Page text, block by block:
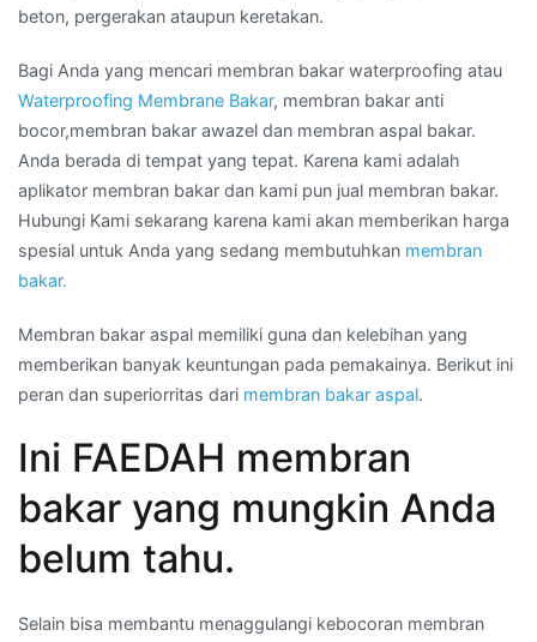
beton, pergerakan ataupun keretakan.
Bagi Anda yang mencari membran bakar waterproofing atau
Waterproofing Membrane Bakar, membran bakar anti
bocor,membran bakar awazel dan membran aspal bakar.
Anda berada di tempat yang tepat. Karena kami adalah
aplikator membran bakar dan kami pun jual membran bakar.
Hubungi Kami sekarang karena kami akan memberikan harga
spesial untuk Anda yang sedang membutuhkan membran
bakar.
Membran bakar aspal memiliki guna dan kelebihan yang
memberikan banyak keuntungan pada pemakainya. Berikut ini
peran dan superiorritas dari membran bakar aspal.
Ini FAEDAH membran
bakar yang mungkin Anda
belum tahu.
Selain bisa membantu menaggulangi kebocoran membran